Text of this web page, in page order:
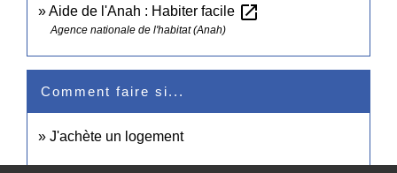
Aide de l'Anah : Habiter facile open_in_new
Agence nationale de l'habitat (Anah)
Comment faire si...
J'achète un logement